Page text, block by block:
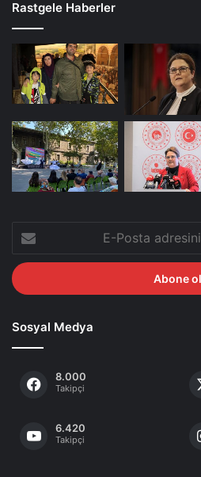
Rastgele Haberler
Posta
adresinizi
giriniz
Sosyal Medya
8.000
Takipçi
6.420
Takipçi